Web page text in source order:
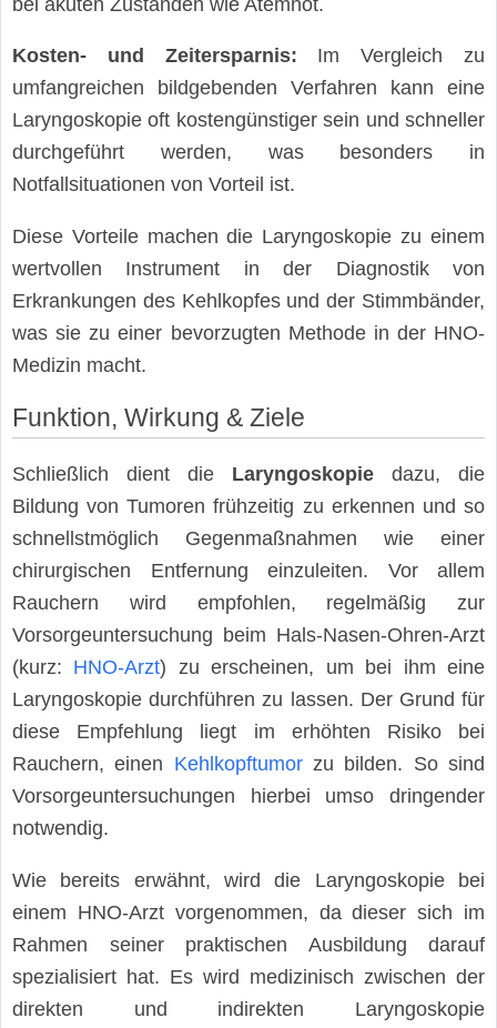
Kosten- und Zeitersparnis: Im Vergleich zu
umfangreichen bildgebenden Verfahren kann eine
Laryngoskopie oft kostengünstiger sein und schneller
durchgeführt werden, was besonders in
Notfallsituationen von Vorteil ist.
Diese Vorteile machen die Laryngoskopie zu einem
wertvollen Instrument in der Diagnostik von
Erkrankungen des Kehlkopfes und der Stimmbänder,
was sie zu einer bevorzugten Methode in der HNO-
Medizin macht.
Funktion, Wirkung & Ziele
Schließlich dient die Laryngoskopie dazu, die
Bildung von Tumoren frühzeitig zu erkennen und so
schnellstmöglich Gegenmaßnahmen wie einer
chirurgischen Entfernung einzuleiten. Vor allem
Rauchern wird empfohlen, regelmäßig zur
Vorsorgeuntersuchung beim Hals-Nasen-Ohren-Arzt
(kurz: HNO-Arzt) zu erscheinen, um bei ihm eine
Laryngoskopie durchführen zu lassen. Der Grund für
diese Empfehlung liegt im erhöhten Risiko bei
Rauchern, einen Kehlkopftumorzu bilden. So sind
Vorsorgeuntersuchungen hierbei umso dringender
notwendig.
Wie bereits erwähnt, wird die Laryngoskopie bei
einem HNO-Arzt vorgenommen, da dieser sich im
Rahmen seiner praktischen Ausbildung darauf
spezialisiert hat. Es wird medizinisch zwischen der
direkten und indirekten Laryngoskopie